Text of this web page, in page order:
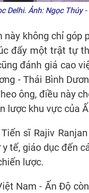
Delhi. Ảnh: Ngọc Thúy
không chỉ góp
đẩy một trật tự
đánh giá cao
- Thái Bình
ông, điều này
lược khu vực của
sĩ Rajiv
tế, giáo dục đến
lược.
Nam - Ấn Độ